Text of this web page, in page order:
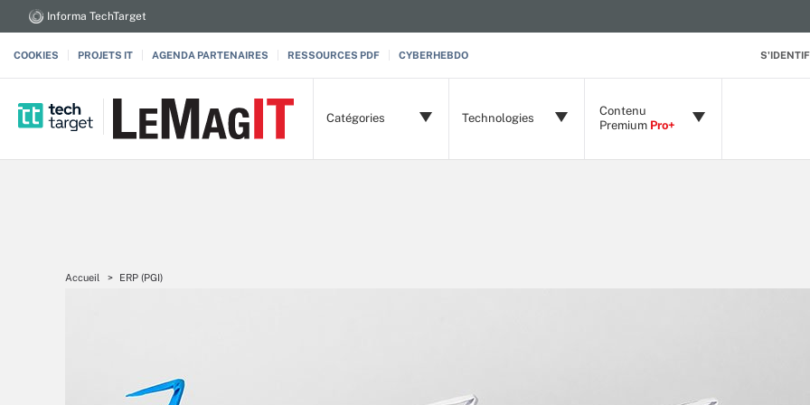
Informa TechTarget
COOKIES PROJETS IT AGENDA PARTENAIRES RESSOURCES PDF CYBERHEBDO
Catégories Technologies
Contenu
Premium Pro+
Accueil ERP (PGI)